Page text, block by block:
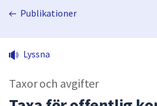
Publikationer
Lyssna
Taxor och avgifter